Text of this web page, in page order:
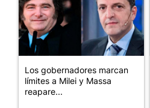
Los gobernadores marcan
límites a Milei y Massa
reapare...